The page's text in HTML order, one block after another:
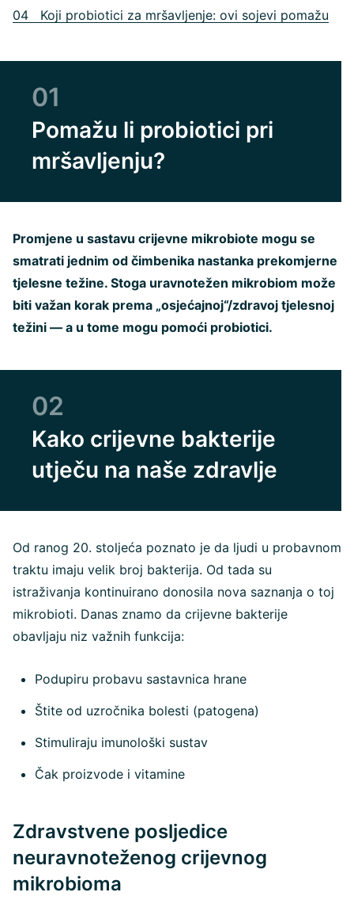
04 Koji probiotici za mršavljenje: ovi sojevi pomažu
01
Pomažu li probiotici pri
mršavljenju?
Promjene u sastavu crijevne mikrobiote mogu se
smatrati jednim od čimbenika nastanka prekomjerne
tjelesne težine. Stoga uravnotežen mikrobiom može
biti važan korak prema „osjećajnoj“/zdravoj tjelesnoj
težini — a u tome mogu pomoći probiotici.
02
Kako crijevne bakterije
utječu na naše zdravlje
Od ranog 20. stoljeća poznato je da ljudi u probavnom
traktu imaju velik broj bakterija. Od tada su
istraživanja kontinuirano donosila nova saznanja o toj
mikrobioti. Danas znamo da crijevne bakterije
obavljaju niz važnih funkcija:
Podupiru probavu sastavnica hrane
Štite od uzročnika bolesti (patogena)
Stimuliraju imunološki sustav
Čak proizvode i vitamine
Zdravstvene posljedice
neuravnoteženog crijevnog
mikrobioma